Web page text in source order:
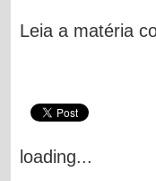
Leia a matéria
loading...